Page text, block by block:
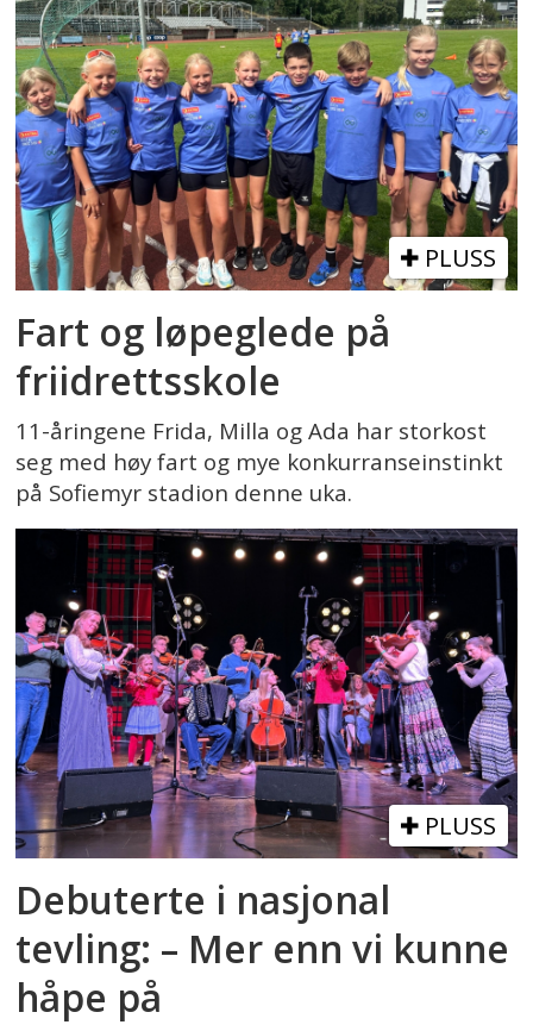
PLUSS
Fart og løpeglede på
friidrettsskole
11-åringene Frida, Milla og Ada har storkost
seg med høy fart og mye konkurranseinstinkt
på Sofiemyr stadion denne uka.
PLUSS
Debuterte i nasjonal
tevling: – Mer enn vi kunne
håpe på